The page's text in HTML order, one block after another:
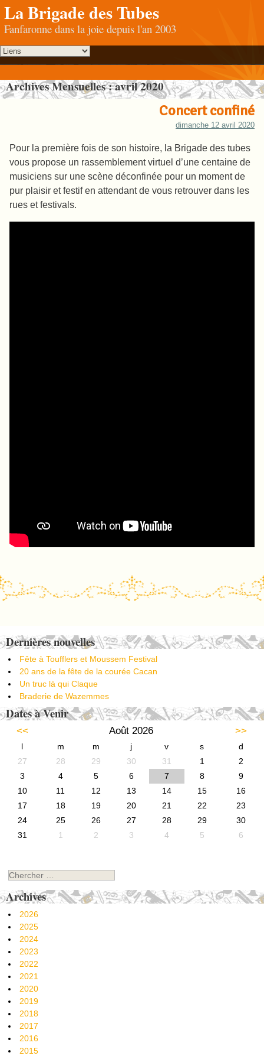
La Brigade des Tubes
Fanfaronne dans la joie depuis l'an 2003
Archives Mensuelles :avril 2020
Concert confiné
dimanche 12 avril 2020
Pour la première fois de son histoire, la Brigade des tubes
vous propose un rassemblement virtuel d’une centaine de
musiciens sur une scène déconfinée pour un moment de
pur plaisir et festif en attendant de vous retrouver dans les
rues et festivals.
Post navigation
Dernières nouvelles
Fête à Toufflers et Moussem Festival
20 ans de la fête de la courée Cacan
Un truc là qui Claque
Braderie de Wazemmes
Dates à Venir
<< Août 2026 >>
l m m j v s
d
27
28 29 30 31 1
2
3
4 5 6 7 8
9
10
11 12 13 14 15
16
17
18 19 20 21 22
23
24
25 26 27 28 29
30
31
1 2 3 4 5 6
Chercher
Archives
2026
2025
2024
2023
2022
2021
2020
2019
2018
2017
2016
2015